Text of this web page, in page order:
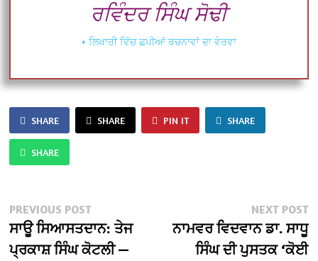
ਰਵਿੰਦਰ ਸਿੰਘ ਸੋਢੀ
+ ਲਿਖਾਰੀ ਵਿੱਚ ਛਪੀਆਂ ਰਚਨਾਵਾਂ ਦਾ ਵੇਰਵਾ
SHARE SHARE PIN IT SHARE
SHARE
Post
navigation
PREVIOUS POSTPrevious
post:
ਸਾਊ ਸਿਆਸਤਦਾਨ: ਤੇਜ
ਪ੍ਰਕਾਸ਼ ਸਿੰਘ ਕੋਟਲੀ —
NEXT POST
ਨਾਮਵਰ ਵਿਦਵਾਨ ਡਾ. ਸਾਧੂ
ਸਿੰਘ ਦੀ ਪੁਸਤਕ ‘ਕੋਈ